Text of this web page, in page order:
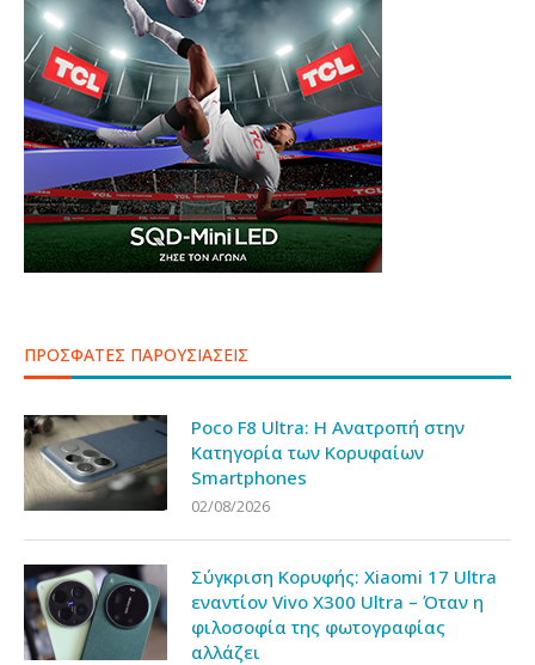
ΠΡΟΣΦΑΤΕΣ ΠΑΡΟΥΣΙΑΣΕΙΣ
Poco F8 Ultra: Η Ανατροπή στην
Κατηγορία των Κορυφαίων
Smartphones
02/08/2026
Σύγκριση Κορυφής: Xiaomi 17 Ultra
εναντίον Vivo X300 Ultra – Όταν η
φιλοσοφία της φωτογραφίας
αλλάζει